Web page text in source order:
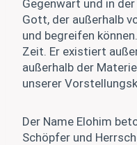
Gegenwart und in
Gott, der außerhalb
und begreifen
Zeit. Er existiert
außerhalb der
unserer
Der Name Elohim
Schöpfer und